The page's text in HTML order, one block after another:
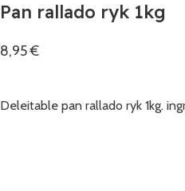
Pan rallado ryk 1kg
8,95€
Deleitable pan rallado ryk 1kg.